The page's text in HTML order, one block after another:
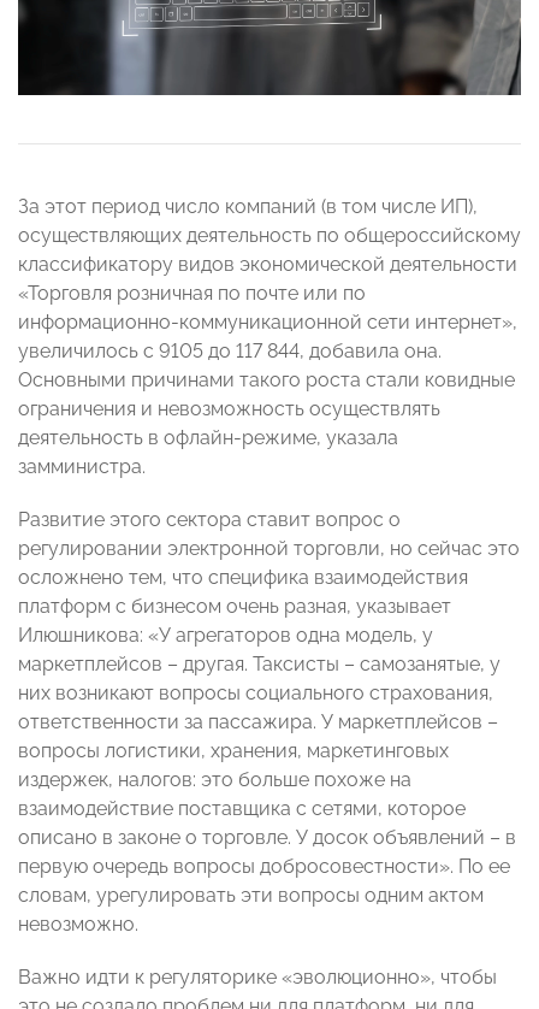
За этот период число компаний (в том числе ИП),
осуществляющих деятельность по общероссийскому
классификатору видов экономической деятельности
«Торговля розничная по почте или по
информационно-коммуникационной сети интернет»,
увеличилось с 9105 до 117 844, добавила она.
Основными причинами такого роста стали ковидные
ограничения и невозможность осуществлять
деятельность в офлайн-режиме, указала
замминистра.
Развитие этого сектора ставит вопрос о
регулировании электронной торговли, но сейчас это
осложнено тем, что специфика взаимодействия
платформ с бизнесом очень разная, указывает
Илюшникова: «У агрегаторов одна модель, у
маркетплейсов – другая. Таксисты – самозанятые, у
них возникают вопросы социального страхования,
ответственности за пассажира. У маркетплейсов –
вопросы логистики, хранения, маркетинговых
издержек, налогов: это больше похоже на
взаимодействие поставщика с сетями, которое
описано в законе о торговле. У досок объявлений – в
первую очередь вопросы добросовестности». По ее
словам, урегулировать эти вопросы одним актом
невозможно.
Важно идти к регуляторике «эволюционно», чтобы